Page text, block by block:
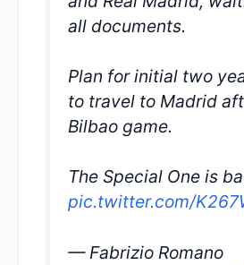
all documents.
Plan for initial two
to travel to Madrid
Bilbao game.
The Special One is
pic.twitter.com/
— Fabrizio Romano